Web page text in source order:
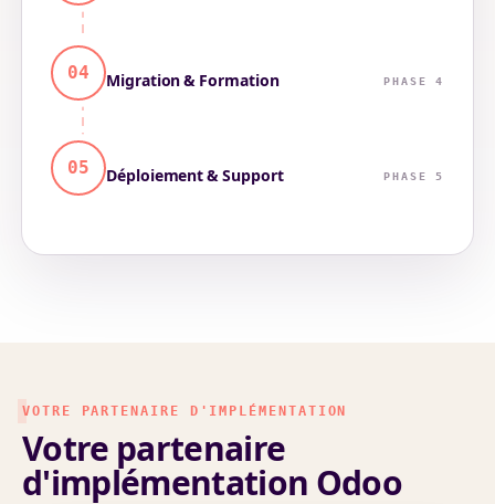
04 Migration & Formation PHASE 4
05 Déploiement & Support PHASE 5
VOTRE PARTENAIRE D'IMPLÉMENTATION
Votre partenaire
d'implémentation Odoo